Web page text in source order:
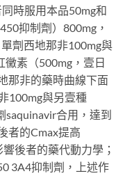
時服用本品50mg和
抑制劑）800mg，
劑西地那非100mg與
黴素（500mg，壹日
那非的藥時曲線下面
100mg與另壹種
saquinavir合用，達到
者的Cmax提高
後者的藥代動力學；
3A4抑制劑，上述作